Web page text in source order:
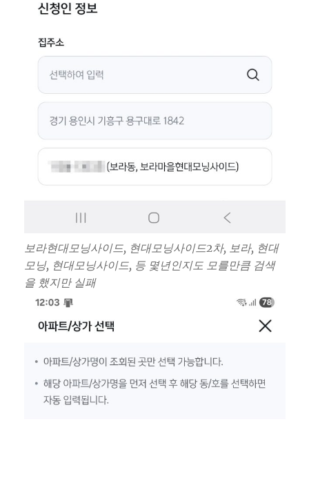
보라현대모닝사이드, 현대모닝사이드2차, 보라, 현대
모닝, 현대모닝사이드, 등 몇년인지도 모를만큼 검색
을 했지만 실패